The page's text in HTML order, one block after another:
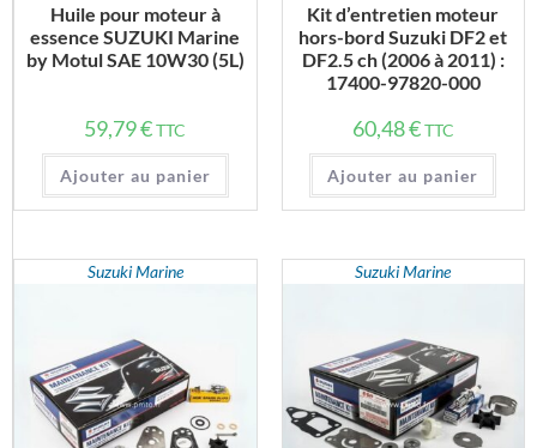
Huile pour moteur à
essence SUZUKI Marine
by Motul SAE 10W30 (5L)
59,79€TTC
Ajouter au panier
Kit d’entretien moteur
hors-bord Suzuki DF2 et
DF2.5 ch (2006 à 2011) :
17400-97820-000
60,48€TTC
Ajouter au panier
Suzuki Marine Suzuki Marine